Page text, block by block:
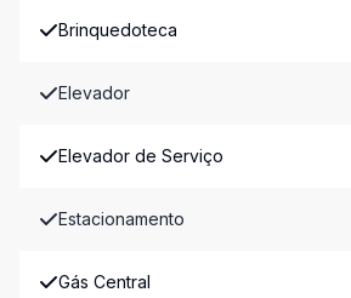
Brinquedoteca
Elevador
Elevador de Serviço
Estacionamento
Gás Central